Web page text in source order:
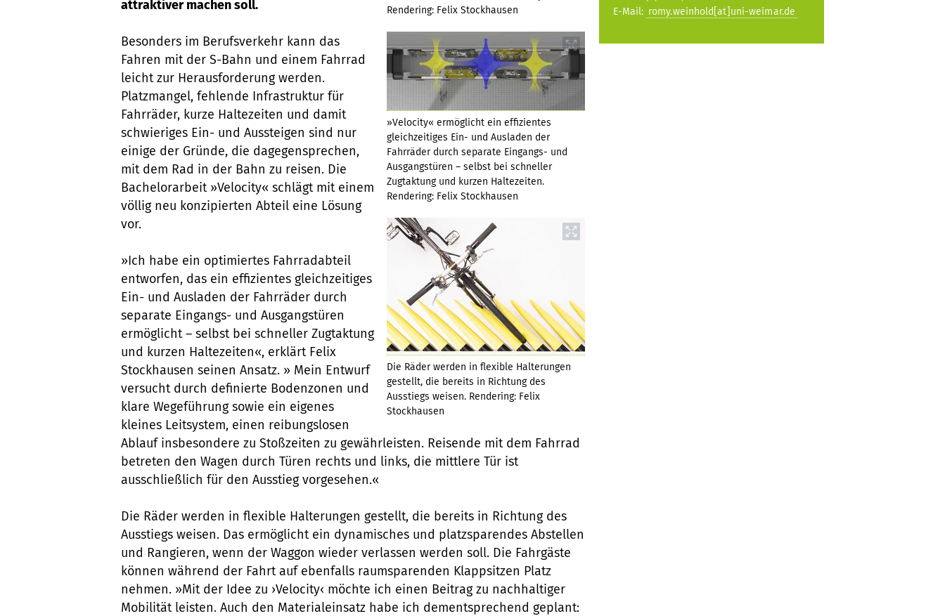
Rendering: Felix Stockhausen
»Velocity« ermöglicht ein effizientes
gleichzeitiges Ein- und Ausladen der
Fahrräder durch separate Eingangs- und
Ausgangstüren – selbst bei schneller
Zugtaktung und kurzen Haltezeiten.
Rendering: Felix Stockhausen
Die Räder werden in flexible Halterungen
gestellt, die bereits in Richtung des
Ausstiegs weisen. Rendering: Felix
Stockhausen
attraktiver machen soll.
Besonders im Berufsverkehr kann das
Fahren mit der S-Bahn und einem Fahrrad
leicht zur Herausforderung werden.
Platzmangel, fehlende Infrastruktur für
Fahrräder, kurze Haltezeiten und damit
schwieriges Ein- und Aussteigen sind nur
einige der Gründe, die dagegensprechen,
mit dem Rad in der Bahn zu reisen. Die
Bachelorarbeit »Velocity« schlägt mit einem
völlig neu konzipierten Abteil eine Lösung
vor.
»Ich habe ein optimiertes Fahrradabteil
entworfen, das ein effizientes gleichzeitiges
Ein- und Ausladen der Fahrräder durch
separate Eingangs- und Ausgangstüren
ermöglicht – selbst bei schneller Zugtaktung
und kurzen Haltezeiten«, erklärt Felix
Stockhausen seinen Ansatz. » Mein Entwurf
versucht durch definierte Bodenzonen und
klare Wegeführung sowie ein eigenes
kleines Leitsystem, einen reibungslosen
Ablauf insbesondere zu Stoßzeiten zu gewährleisten. Reisende mit dem Fahrrad
betreten den Wagen durch Türen rechts und links, die mittlere Tür ist
ausschließlich für den Ausstieg vorgesehen.«
Die Räder werden in flexible Halterungen gestellt, die bereits in Richtung des
Ausstiegs weisen. Das ermöglicht ein dynamisches und platzsparendes Abstellen
und Rangieren, wenn der Waggon wieder verlassen werden soll. Die Fahrgäste
können während der Fahrt auf ebenfalls raumsparenden Klappsitzen Platz
nehmen. »Mit der Idee zu ›Velocity‹ möchte ich einen Beitrag zu nachhaltiger
Mobilität leisten. Auch den Materialeinsatz habe ich dementsprechend geplant:
E-Mail: romy.weinhold[at]uni-weimar.de